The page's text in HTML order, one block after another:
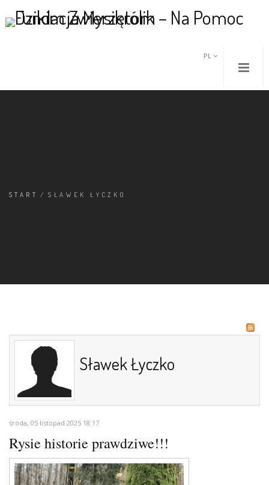
PL
START / SŁAWEK ŁYCZKO
Sławek Łyczko
środa, 05 listopad 2025 18:17
Rysie historie prawdziwe!!!